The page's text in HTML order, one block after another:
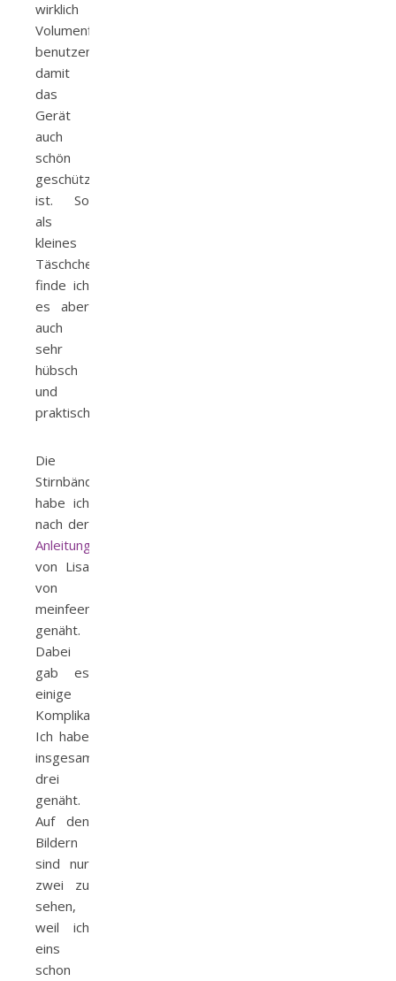
wirklich
Volumenflies
benutzen,
damit
das
Gerät
auch
schön
geschützt
ist. So
als
kleines
Täschchen
finde ich
es aber
auch
sehr
hübsch
und
praktisch.
Die
Stirnbänder
habe ich
nach der
Anleitung
von Lisa
von
meinfeenstaub
genäht.
Dabei
gab es
einige
Komplikationen.
Ich habe
insgesamt
drei
genäht.
Auf den
Bildern
sind nur
zwei zu
sehen,
weil ich
eins
schon